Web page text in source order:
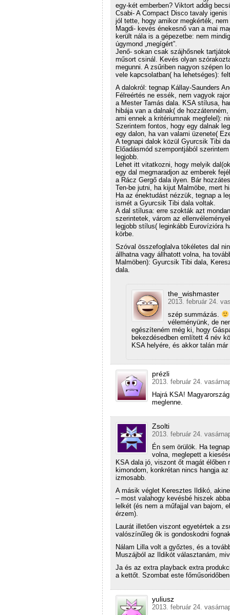
egy-két emberben? Viktort addig
Csabi- A Compact Disco tavaly
jól tette, hogy amikor megkérték,
Magdi- kevés énekesnő van a mai
került nála is a gépezetbe: nem
úgymond „megígért”.
Jenő- sokan csak szájhősnek
műsort csinál. Kevés olyan
megunni. A zsűriben nagyon szépen
vele kapcsolatban( ha lehetséges):
A dalokról: tegnap Kállay-Saunders
Félreértés ne essék, nem vagyok
a Mester Tamás dala. KSA stílusa,
hibája van a dalnak( de
ami ennek a kritériumnak megfelel):
Szerintem fontos, hogy egy dalnak
egy dalon, ha van valami üzenete(
A tegnapi dalok közül Gyurcsik Tibi
Előadásmód szempontjából
legjobb.
Lehet itt vitatkozni, hogy melyik
egy dal megmaradjon az emberek
a Rácz Gergő dala ilyen. Bár
Ten-be jutni, ha kijut Malmöbe, mert
Ha az énektudást nézzük, tegnap a
ismét a Gyurcsik Tibi dala voltak.
A dal stílusa: erre szokták azt
szerintetek, várom az
legjobb stílus( leginkább Eurovízióra
körbe.
Szóval összefoglalva tökéletes dal
állhatna vagy állhatott volna, ha
Malmöben): Gyurcsik Tibi dala,
dala.
the_wishmaster
2013. február 24.
szép summázás.
véleményünk, de
egészíteném még ki, hogy
bekezdésedben említett 4 név
KSA helyére, és akkor talán
prézli
2013. február 24.
Hajrá KSA!
meglenne.
Zsolti
2013. február 24.
Én sem örülök. Ha
volna, meglepett a
KSA dala jó, viszont őt magát
kimondom, konkrétan nincs hangja
izmosabb.
A másik véglet Keresztes Ildikó,
– most valahogy kevésbé hiszek
lelkét (és nem a műfajjal van bajom,
érzem).
Laurát illetően viszont egyetértek a
valószínűleg ők is gondoskodni
Nálam Lilla volt a győztes, és a
Muszájból az Ildikót választanám,
Ja és az extra playback extra
a kettőt. Szombat este
yuliusz
2013. február 24.